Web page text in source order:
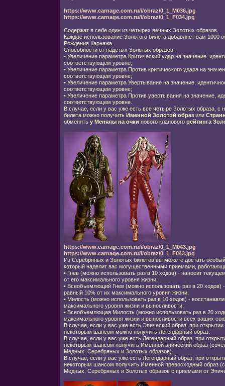
https://www.carnage.com.ru/i/obraz/0_1_M036.jpg
https://www.carnage.com.ru/i/obraz/0_1_F034.jpg
Содержат в себе один из четырех вечных Золотых образов.
Каждое использование Золотого билета добавляет вам 1000
Рождения Карнажа.
Способности от надетых Золотых образов:
• Увеличение параметра Критический удар на значение,
соответствующем уровне;
• Увеличение параметра Против критического удара на
соответствующем уровне;
• Увеличение параметра Увертывание на значение,
соответствующем уровне;
• Увеличение параметра Против увертывания на значение,
соответствующем уровне.
В случае, если у вас уже есть все четыре Золотых образа, с
билета можно получить Именной Золотой образили
обменять у Менялы на очки нового кланового рейтинга
https://www.carnage.com.ru/i/obraz/0_1_M043.jpg
https://www.carnage.com.ru/i/obraz/0_1_F043.jpg
Из Серебряных и Золотых билетов вы можете достать
который наделит вас могущественными приемами,
• Гнев (можно использовать раз в 10 ходов) - наносит
от его максимального уровня жизни;
• Всеобъемлющий Гнев (можно использовать раз в 20 ходов)
равный 10% от их максимального уровня жизни;
• Милость (можно использовать раз в 10 ходов) -
максимального уровня жизни и выносливости;
• Всеобъемлющая Милость (можно использовать раз в 20
максимального уровня жизни и выносливости всех ваших
В случае, если у вас уже есть Эпический образ, при
некоторым шансом можно получить Легендарный образ.
В случае, если у вас уже есть Легендарный образ, при
некоторым шансом получить Именной эпический образ
Медных, Серебряных и Золотых образов).
В случае, если у вас уже есть Легендарный образ, при
некоторым шансом получить Именной превосходный образ
Медных, Серебряных и Золотых образов с приемами от